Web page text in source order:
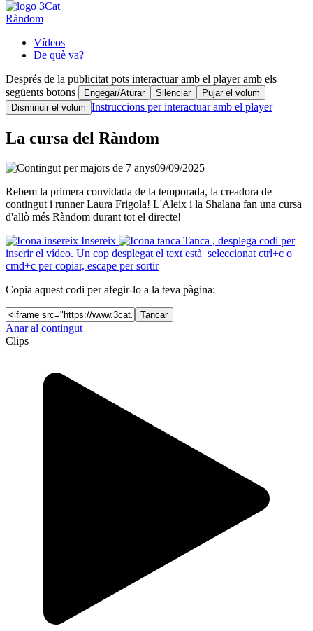
Ràndom
Vídeos
De què va?
Després de la publicitat pots interactuar amb el player amb els
següents botons
Engegar/Aturar Silenciar
Pujar el volum
Disminuir el volum Instruccions per interactuar amb el player
La cursa del Ràndom
09/09/2025
Rebem la primera convidada de la temporada, la creadora de
contingut i runner Laura Frigola! L'Aleix i la Shalana fan una cursa
d'allò més Ràndom durant tot el directe!
Insereix
Tanca , desplega codi per
inserir el vídeo. Un cop desplegat el text està seleccionat ctrl+c o
cmd+c per copiar, escape per sortir
Copia aquest codi per afegir-lo a la teva pàgina:
Tancar
Anar al contingut
Clips